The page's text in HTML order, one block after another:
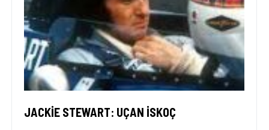
JACKIE STEWART: UÇAN İSKOÇ